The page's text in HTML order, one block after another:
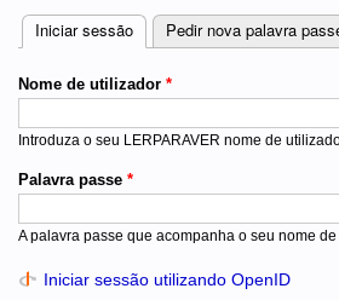
Separadores
Iniciar sessão (separador ativo)
Pedir nova palavra
Nome de utilizador *
Introduza o seu LERPARAVER nome de
Palavra passe *
A palavra passe que acompanha o seu nome
Iniciar sessão utilizando OpenID